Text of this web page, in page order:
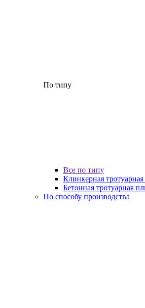
По типу
Все по типу
Клинкерная
Бетонная тротуарная
По способу производства